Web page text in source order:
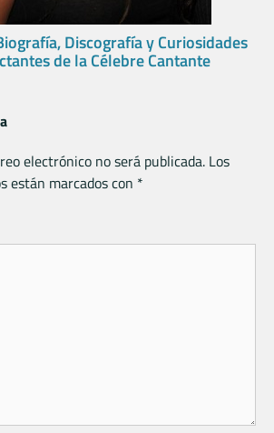
Discografía y Curiosidades
de la Célebre Cantante
electrónico no será publicada. Los
están marcados con *